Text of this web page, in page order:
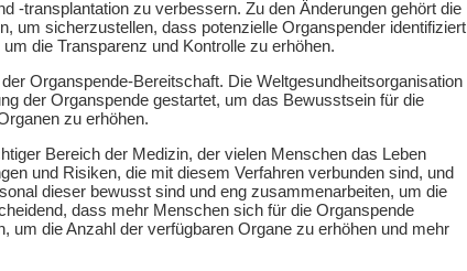
-transplantation zu verbessern. Zu den Änderungen gehört die
um sicherzustellen, dass potenzielle Organspender identifiziert
die Transparenz und Kontrolle zu erhöhen.
Organspende-Bereitschaft. Die Weltgesundheitsorganisation
der Organspende gestartet, um das Bewusstsein für die
zu erhöhen.
Bereich der Medizin, der vielen Menschen das Leben
und Risiken, die mit diesem Verfahren verbunden sind, und
dieser bewusst sind und eng zusammenarbeiten, um die
dass mehr Menschen sich für die Organspende
die Anzahl der verfügbaren Organe zu erhöhen und mehr